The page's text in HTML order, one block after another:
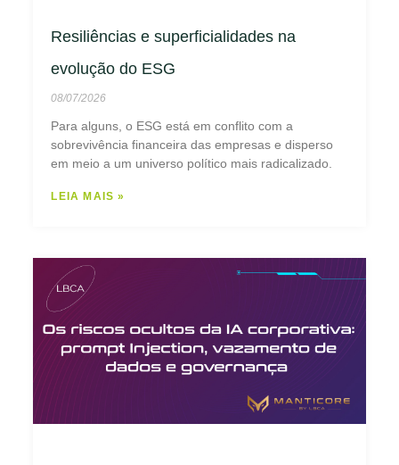
Resiliências e superficialidades na
evolução do ESG
08/07/2026
Para alguns, o ESG está em conflito com a
sobrevivência financeira das empresas e disperso
em meio a um universo político mais radicalizado.
LEIA MAIS »